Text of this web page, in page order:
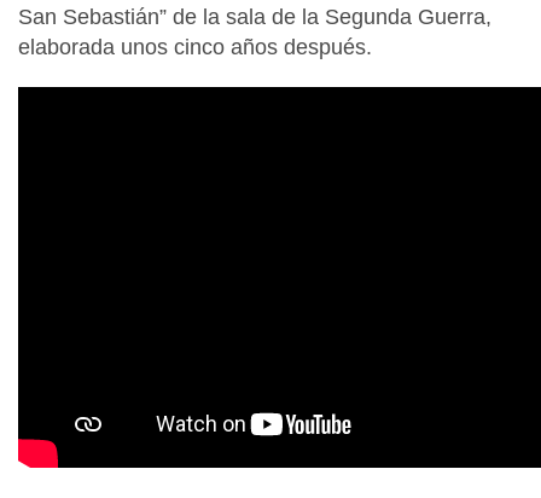
San Sebastián” de la sala de la Segunda Guerra,
elaborada unos cinco años después.